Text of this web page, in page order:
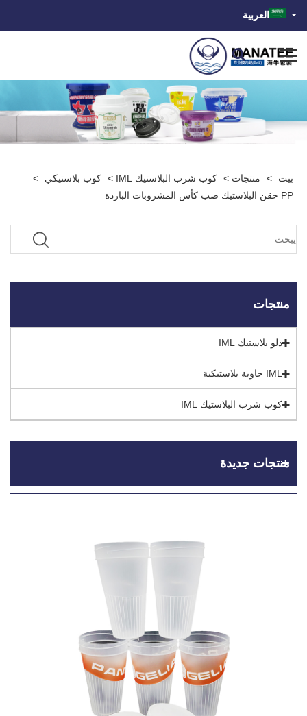
العربية
بيت > منتجات > كوب شرب البلاستيك IML > كوب بلاستيكي
>
PP حقن البلاستيك صب كأس المشروبات الباردة
منتجات
دلو بلاستيك IML
IML حاوية بلاستيكية
كوب شرب البلاستيك IML
منتجات جديدة